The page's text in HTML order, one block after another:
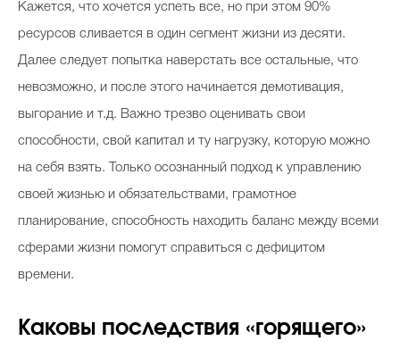
Кажется, что хочется успеть все, но при этом 90%
ресурсов сливается в один сегмент жизни из десяти.
Далее следует попытка наверстать все остальные, что
невозможно, и после этого начинается демотивация,
выгорание и т.д. Важно трезво оценивать свои
способности, свой капитал и ту нагрузку, которую можно
на себя взять. Только осознанный подход к управлению
своей жизнью и обязательствами, грамотное
планирование, способность находить баланс между всеми
сферами жизни помогут справиться с дефицитом
времени.
Каковы последствия «горящего»